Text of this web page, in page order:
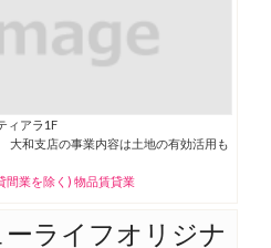
ィアラ1F
和支店の事業内容は土地の有効活用も
間業を除く) 物品賃貸業
ライフオリジナ